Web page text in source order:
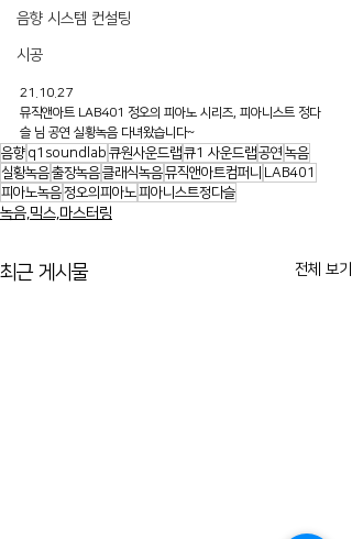
음향 시스템 컨설팅
시공
21.10.27
뮤직앤아트 LAB401 정오의 피아노 시리즈, 피아니스트 정다
슬 님 공연 실황녹음 다녀왔습니다~
음향 q1soundlab 큐원사운드랩큐1 사운드랩공연 녹음
실황녹음출장녹음클래식녹음뮤직앤아트컴퍼니 LAB401
피아노녹음정오의피아노 피아니스트정다슬
녹음,믹스,마스터링
최근 게시물 전체 보기